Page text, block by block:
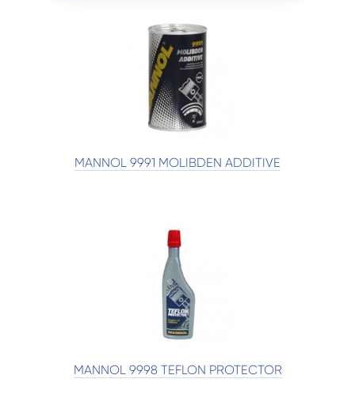
MANNOL 9991 MOLIBDEN ADDITIVE
MANNOL 9998 TEFLON PROTECTOR